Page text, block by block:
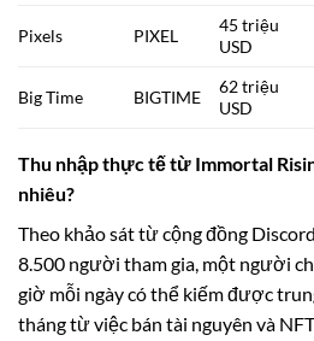
Pixels PIXEL
45 triệu
USD
Big Time BIGTIME
62 triệu
USD
Thu nhập thực tế từ Immortal
nhiêu?
Theo khảo sát từ cộng đồng
8.500 người tham gia, một người
giờ mỗi ngày có thể kiếm được
tháng từ việc bán tài nguyên và